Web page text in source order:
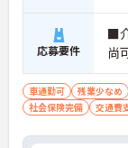
応募要件
■
尚
車通勤可 残業少なめ
社会保険完備
交通費